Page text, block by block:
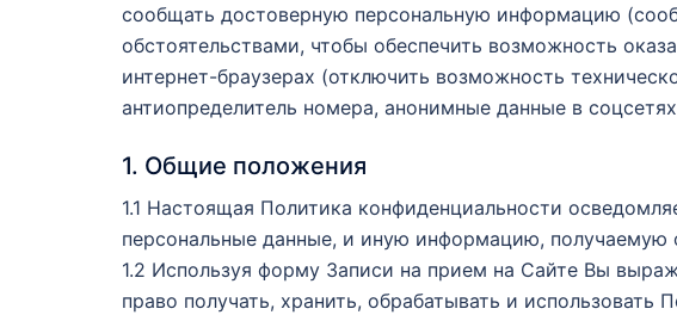
сообщать достоверную персональную информацию
обстоятельствами, чтобы обеспечить возможность
интернет-браузерах (отключить возможность
антиопределитель номера, анонимные данные в
1. Общие положения
1.1 Настоящая Политика конфиденциальности
персональные данные, и иную информацию, получаемую
1.2 Используя форму Записи на прием на Сайте Вы
право получать, хранить, обрабатывать и